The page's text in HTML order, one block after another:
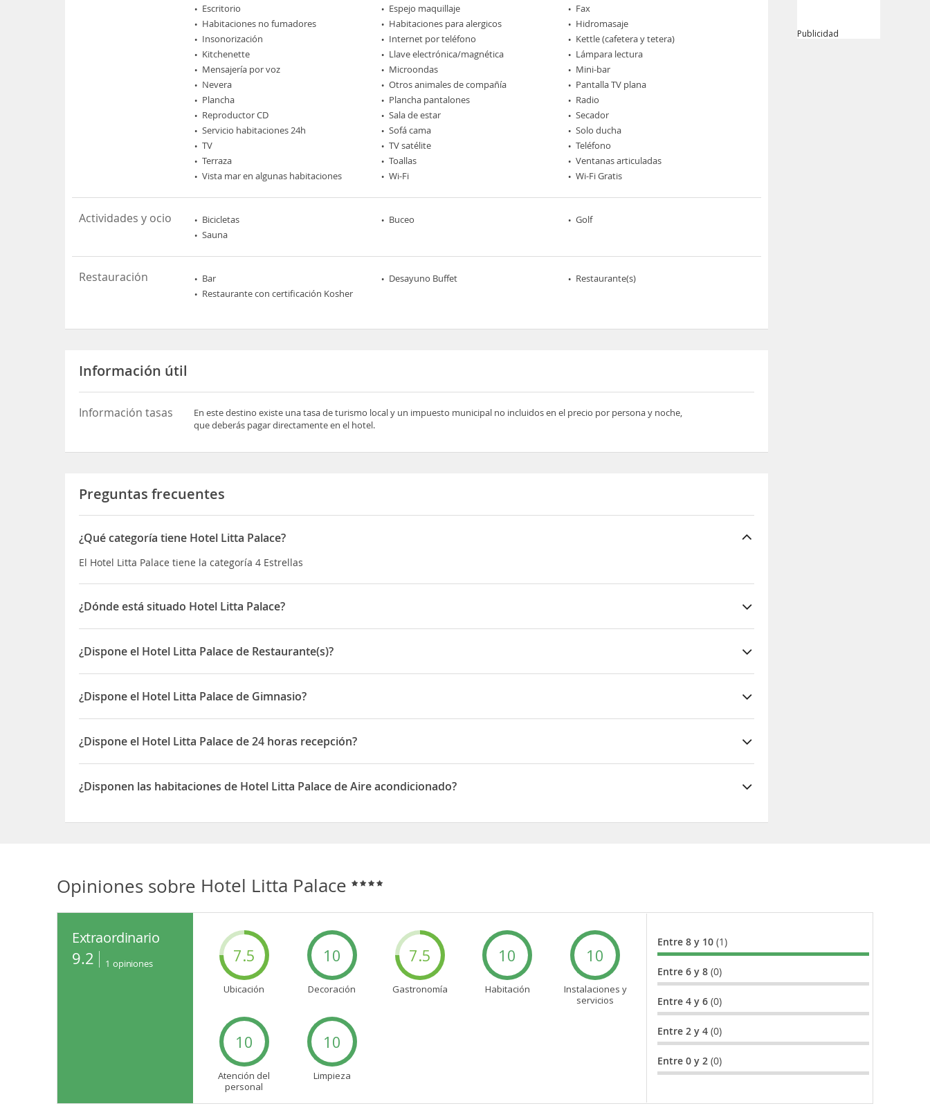
Escritorio
Espejo maquillaje
Fax
Habitaciones no fumadores
Habitaciones para alergicos
Hidromasaje
Insonorización
Internet por teléfono
Kettle (cafetera y tetera)
Kitchenette
Llave electrónica/magnética
Lámpara lectura
Mensajería por voz
Microondas
Mini-bar
Nevera
Otros animales de compañía
Pantalla TV plana
Plancha
Plancha pantalones
Radio
Reproductor CD
Sala de estar
Secador
Servicio habitaciones 24h
Sofá cama
Solo ducha
TV
TV satélite
Teléfono
Terraza
Toallas
Ventanas articuladas
Vista mar en algunas habitaciones
Wi-Fi Wi-Fi Gratis
Actividades y ocio Bicicletas Buceo
Golf
Sauna
Restauración Bar Desayuno Buffet
Restaurante(s)
Restaurante con certificación Kosher
Información útil
Información tasas
En este destino existe una tasa de turismo local y un impuesto municipal no incluidos en el precio por persona y noche,
que deberás pagar directamente en el hotel.
Preguntas frecuentes
¿Qué categoría tiene Hotel Litta Palace?
El Hotel Litta Palace tiene la categoría 4 Estrellas
¿Dónde está situado Hotel Litta Palace?
El Hotel Litta Palace está situado en Via Lepetit, 1
¿Dispone el Hotel Litta Palace de Restaurante(s)?
Sí, el Hotel Litta Palace dispone de Restaurante(s)
¿Dispone el Hotel Litta Palace de Gimnasio?
Sí, el Hotel Litta Palace dispone de Gimnasio
¿Dispone el Hotel Litta Palace de 24 horas recepción?
Sí, el Hotel Litta Palace dispone de 24 horas recepción
¿Disponen las habitaciones de Hotel Litta Palace de Aire acondicionado?
Publicidad
Opiniones sobre Hotel Litta Palace
Extraordinario
9.2 1 opiniones 7.5
Ubicación
10
Decoración
7.5
Gastronomía
10
Habitación
10
Instalaciones y
servicios
10
Atención del
personal
10
Limpieza
Entre 8 y 10 (1)
Entre 6 y 8 (0)
Entre 4 y 6 (0)
Entre 2 y 4 (0)
Entre 0 y 2 (0)